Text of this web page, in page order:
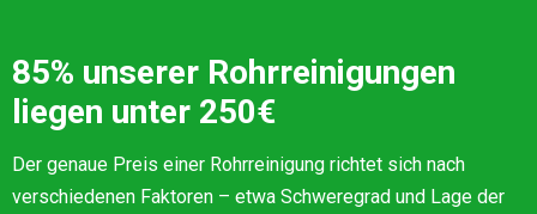
85% unserer Rohrreinigungen
liegen unter 250€
Der genaue Preis einer Rohrreinigung richtet sich nach
verschiedenen Faktoren – etwa Schweregrad und Lage der